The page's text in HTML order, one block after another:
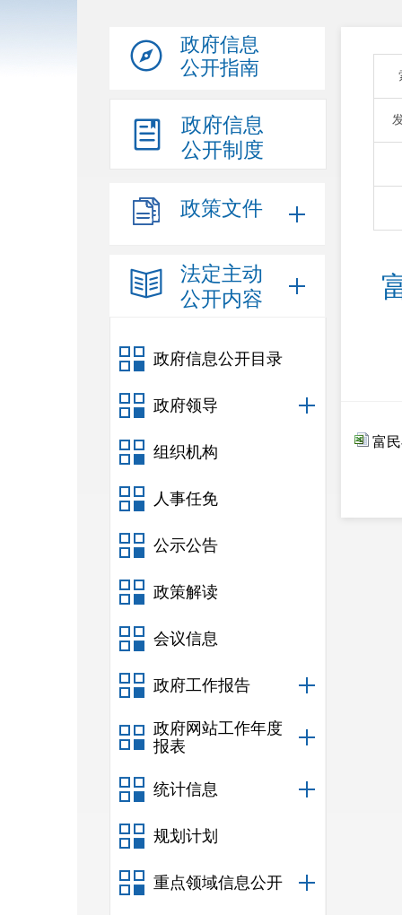
政府信息
公开指南
政府信息
公开制度
政策文件
法定主动
公开内容
政府信息公开目录
政府领导
组织机构
人事任免
公示公告
政策解读
会议信息
政府工作报告
政府网站工作年度
报表
统计信息
规划计划
重点领域信息公开
富